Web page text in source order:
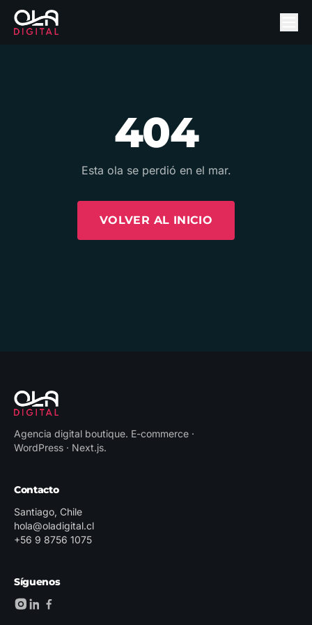
404
Esta ola se perdió en el mar.
VOLVER AL INICIO
Agencia digital boutique. E-commerce ·
WordPress · Next.js.
Contacto
Santiago, Chile
hola@oladigital.cl
+56 9 8756 1075
Síguenos